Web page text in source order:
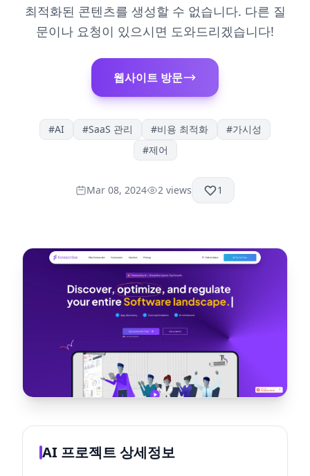
최적화된 콘텐츠를 생성할 수 없습니다. 다른 질
문이나 요청이 있으시면 도와드리겠습니다!
웹사이트 방문
#AI #SaaS 관리 #비용 최적화 #가시성
#제어
Mar 08, 2024 2 views 1
AI 프로젝트 상세정보